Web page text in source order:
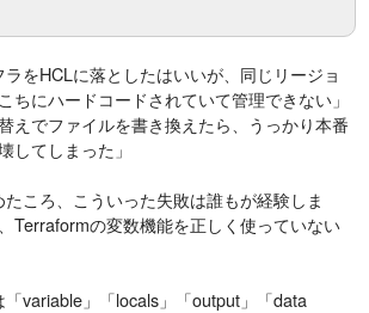
ラをHCLに落としたはいいが、同じリージョ
ちにハードコードされていて管理できない」
えでファイルを書き換えたら、うっかり本番
してしまった」
ころ、こういった失敗は誰もが経験しま
Terraformの変数機能を正しく使っていない
variable」「locals」「output」「data